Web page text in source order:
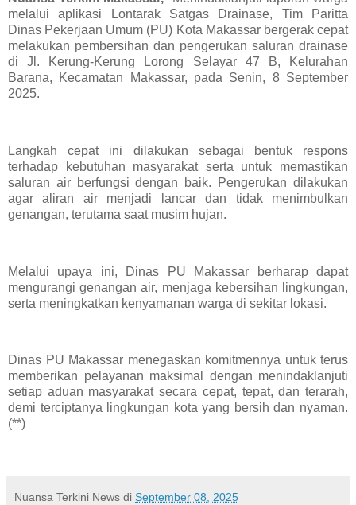
melalui aplikasi Lontarak Satgas Drainase, Tim Paritta
Dinas Pekerjaan Umum (PU) Kota Makassar bergerak cepat
melakukan pembersihan dan pengerukan saluran drainase
di Jl. Kerung-Kerung Lorong Selayar 47 B, Kelurahan
Barana, Kecamatan Makassar, pada Senin, 8 September
2025.
Langkah cepat ini dilakukan sebagai bentuk respons
terhadap kebutuhan masyarakat serta untuk memastikan
saluran air berfungsi dengan baik. Pengerukan dilakukan
agar aliran air menjadi lancar dan tidak menimbulkan
genangan, terutama saat musim hujan.
Melalui upaya ini, Dinas PU Makassar berharap dapat
mengurangi genangan air, menjaga kebersihan lingkungan,
serta meningkatkan kenyamanan warga di sekitar lokasi.
Dinas PU Makassar menegaskan komitmennya untuk terus
memberikan pelayanan maksimal dengan menindaklanjuti
setiap aduan masyarakat secara cepat, tepat, dan terarah,
demi terciptanya lingkungan kota yang bersih dan nyaman.
(**)
Nuansa Terkini News di September 08, 2025